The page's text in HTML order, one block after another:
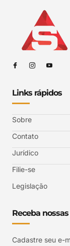
Links rápidos
Sobre
Contato
Jurídico
Filie-se
Legislação
Receba
Cadastre seu e-